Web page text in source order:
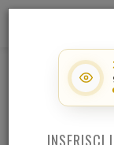
INSERISCI